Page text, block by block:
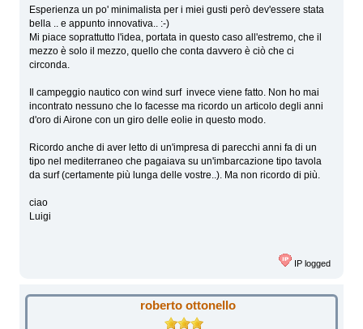
Esperienza un po' minimalista per i miei gusti però dev'essere stata
bella .. e appunto innovativa.. :-)
Mi piace soprattutto l'idea, portata in questo caso all'estremo, che il
mezzo è solo il mezzo, quello che conta davvero è ciò che ci
circonda.
Il campeggio nautico con wind surf invece viene fatto. Non ho mai
incontrato nessuno che lo facesse ma ricordo un articolo degli anni
d'oro di Airone con un giro delle eolie in questo modo.
Ricordo anche di aver letto di un'impresa di parecchi anni fa di un
tipo nel mediterraneo che pagaiava su un'imbarcazione tipo tavola
da surf (certamente più lunga delle vostre..). Ma non ricordo di più.
ciao
Luigi
IP logged
roberto ottonello